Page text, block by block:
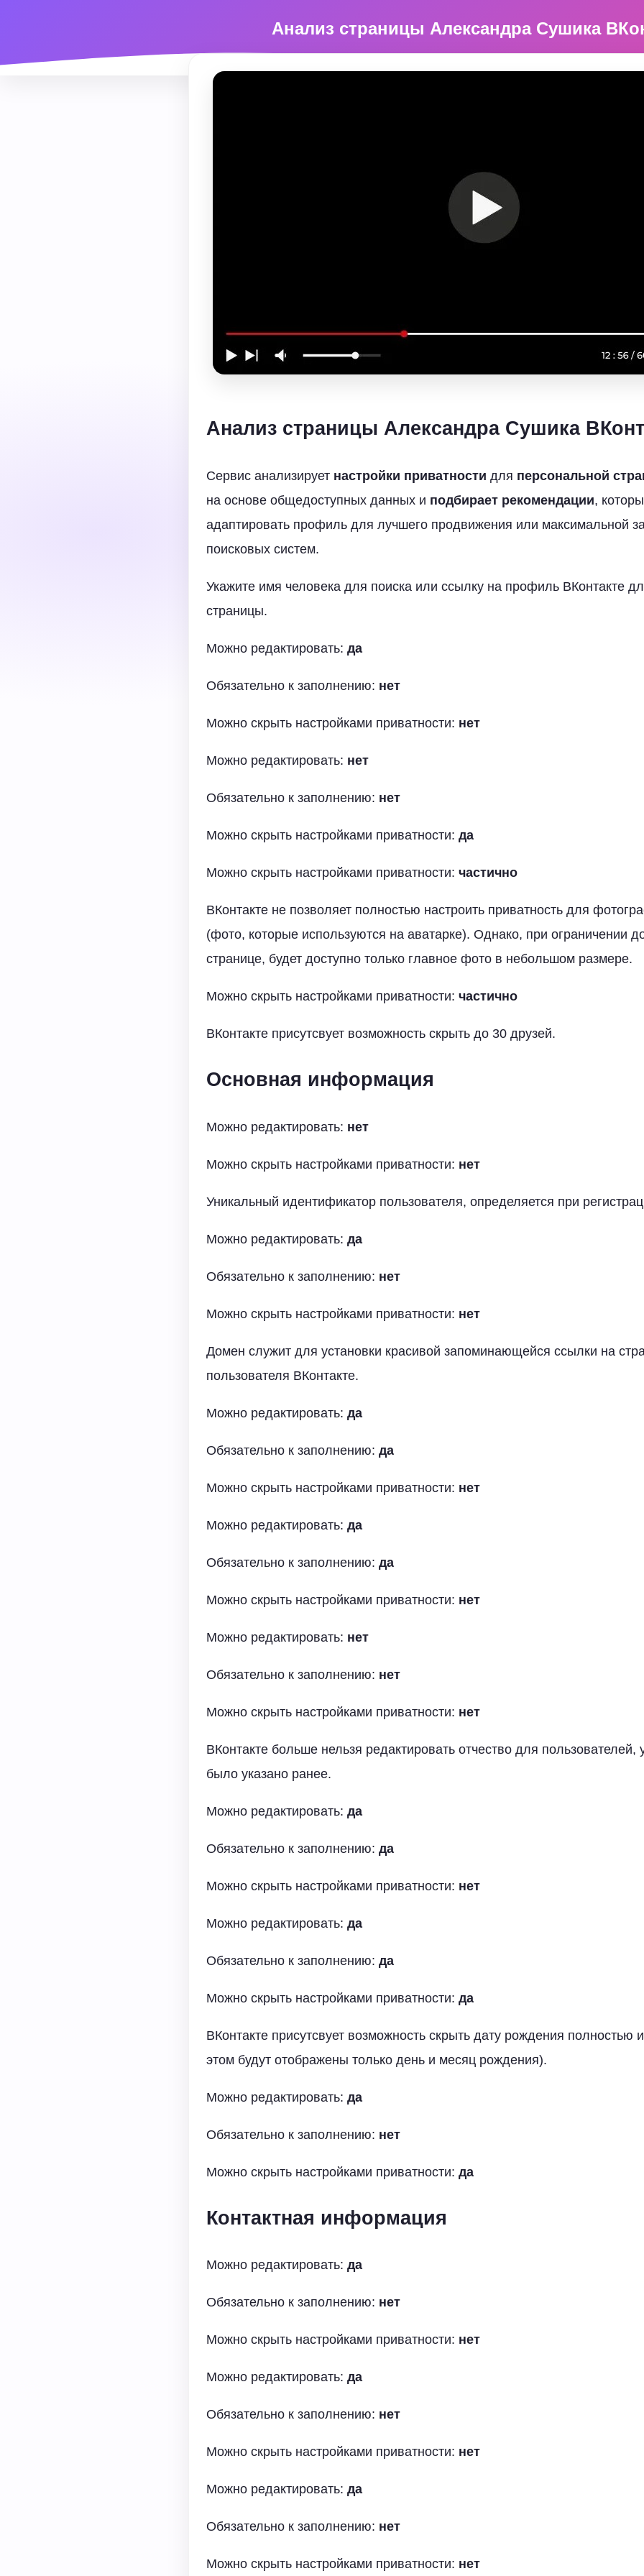
Анализ страницы Александра Сушика
Анализ страницы Александра Сушика
Сервис анализирует настройки приватности для персональной
на основе общедоступных данных и подбирает рекомендации,
адаптировать профиль для лучшего продвижения или максимальной
поисковых систем.
Укажите имя человека для поиска или ссылку на профиль ВКонтакте
страницы.
Можно редактировать: да
Обязательно к заполнению: нет
Можно скрыть настройками приватности: нет
Можно редактировать: нет
Обязательно к заполнению: нет
Можно скрыть настройками приватности: да
Можно скрыть настройками приватности: частично
ВКонтакте не позволяет полностью настроить приватность для
(фото, которые используются на аватарке). Однако, при ограничении
странице, будет доступно только главное фото в небольшом размере.
Можно скрыть настройками приватности: частично
ВКонтакте присутсвует возможность скрыть до 30 друзей.
Основная информация
Можно редактировать: нет
Можно скрыть настройками приватности: нет
Уникальный идентификатор пользователя, определяется при
Можно редактировать: да
Обязательно к заполнению: нет
Можно скрыть настройками приватности: нет
Домен служит для установки красивой запоминающейся ссылки на
пользователя ВКонтакте.
Можно редактировать: да
Обязательно к заполнению: да
Можно скрыть настройками приватности: нет
Можно редактировать: да
Обязательно к заполнению: да
Можно скрыть настройками приватности: нет
Можно редактировать: нет
Обязательно к заполнению: нет
Можно скрыть настройками приватности: нет
ВКонтакте больше нельзя редактировать отчество для пользователей,
было указано ранее.
Можно редактировать: да
Обязательно к заполнению: да
Можно скрыть настройками приватности: нет
Можно редактировать: да
Обязательно к заполнению: да
Можно скрыть настройками приватности: да
ВКонтакте присутсвует возможность скрыть дату рождения полностью
этом будут отображены только день и месяц рождения).
Можно редактировать: да
Обязательно к заполнению: нет
Можно скрыть настройками приватности: да
Контактная информация
Можно редактировать: да
Обязательно к заполнению: нет
Можно скрыть настройками приватности: нет
Можно редактировать: да
Обязательно к заполнению: нет
Можно скрыть настройками приватности: нет
Можно редактировать: да
Обязательно к заполнению: нет
Можно скрыть настройками приватности: нет